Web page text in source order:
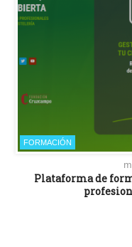
FORMACIÓN
Plataforma de